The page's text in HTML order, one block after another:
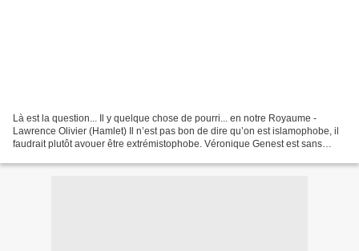
Là est la question... Il y quelque chose de pourri... en notre Royaume -
Lawrence Olivier (Hamlet) Il n’est pas bon de dire qu’on est islamophobe, il
faudrait plutôt avouer être extrémistophobe. Véronique Genest est sans